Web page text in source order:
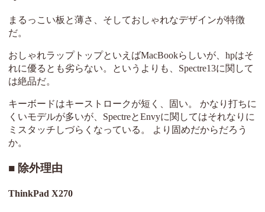
まるっこい板と薄さ、そしておしゃれなデザインが特徴
だ。
おしゃれラップトップといえばMacBookらしいが、hpはそ
れに優るとも劣らない。というよりも、Spectre13に関して
は絶品だ。
キーボードはキーストロークが短く、固い。 かなり打ちに
くいモデルが多いが、SpectreとEnvyに関してはそれなりに
ミスタッチしづらくなっている。 より固めだからだろう
か。
除外理由
ThinkPad X270